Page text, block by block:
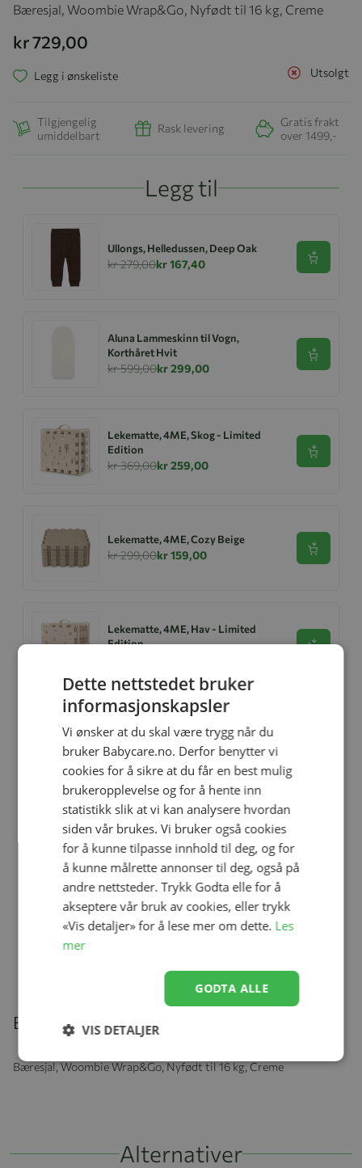
Bæresjal, Woombie Wrap&Go, Nyfødt til 16 kg, Creme
kr 729,00
Utsolgt
Legg i ønskeliste
Tilgjengelig
umiddelbart
Rask levering
Gratis frakt
over 1499,-
Legg til
Ullongs, Helledussen, Deep Oak
kr 279,00kr 167,40 Se
Aluna Lammeskinn til Vogn,
Korthåret Hvit
kr 599,00kr 299,00
Se
Lekematte, 4ME, Skog - Limited
Edition
kr 369,00kr 259,00
Se
Lekematte, 4ME, Cozy Beige
kr 299,00kr 159,00 Se
Lekematte, 4ME, Hav - Limited
Edition
Se
4ME Myggnett Universal
kr 199,00 kr 159,00
Ullbody, Helledussen, Deep Oak
kr 279,00kr 167,40
Ullongs, Helledussen, Navy
Beskrivelse
Bæresjal, Woombie Wrap&Go, Nyfødt til 16 kg, Creme
Alternativer
Dette nettstedet bruker
informasjonskapsler
Vi ønsker at du skal være trygg når du
bruker Babycare.no. Derfor benytter vi
cookies for å sikre at du får en best mulig
brukeropplevelse og for å hente inn
statistikk slik at vi kan analysere hvordan
siden vår brukes. Vi bruker også cookies
for å kunne tilpasse innhold til deg, og for
å kunne målrette annonser til deg, også på
andre nettsteder. Trykk Godta elle for å
akseptere vår bruk av cookies, eller trykk
«Vis detaljer» for å lese mer om dette. Les
mer
GODTA ALLE
VIS DETALJER